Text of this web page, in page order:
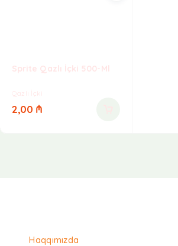
Sprite Qazlı İçki 500-Ml
Qazlı İçki
2,00 ₼
Haqqımızda